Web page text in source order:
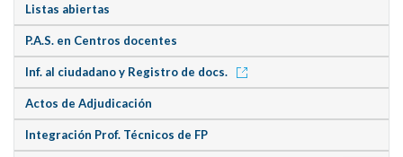
Listas abiertas
P.A.S. en Centros docentes
Inf. al ciudadano y Registro de docs.
Actos de Adjudicación
Integración Prof. Técnicos de FP